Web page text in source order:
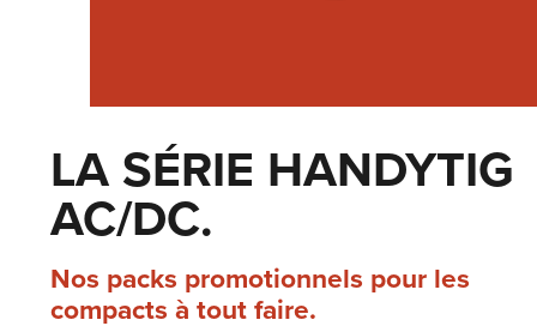
LA SÉRIE HANDYTIG
AC/DC.
Nos packs promotionnels pour les
compacts à tout faire.